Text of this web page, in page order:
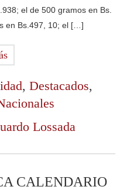
el de 500 gramos en Bs.
en Bs.497, 10; el […]
, Destacados,
Lossada
CALENDARIO